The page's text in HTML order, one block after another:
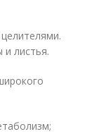
и листья.